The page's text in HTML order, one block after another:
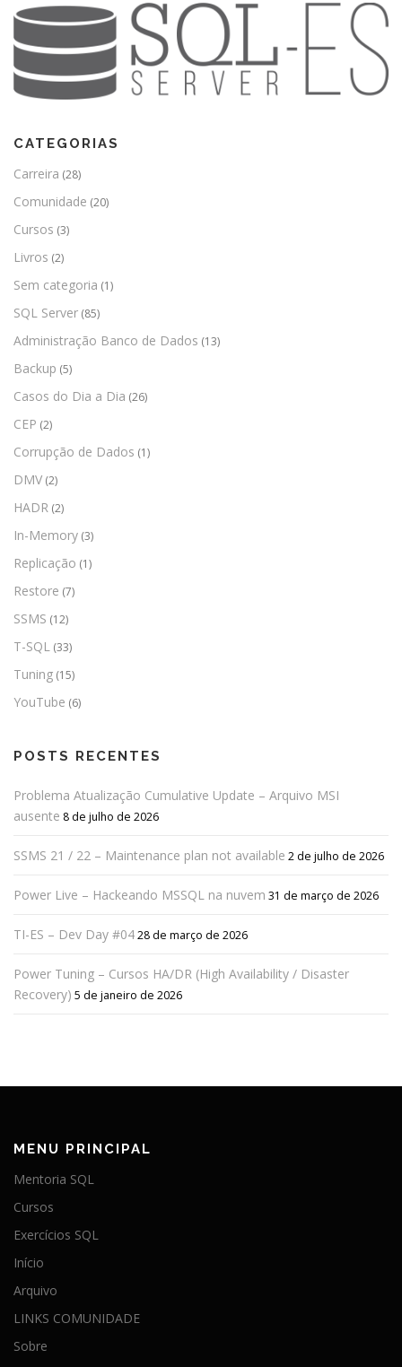
CATEGORIAS
Carreira (28)
Comunidade (20)
Cursos (3)
Livros (2)
Sem categoria (1)
SQL Server (85)
Administração Banco de Dados (13)
Backup (5)
Casos do Dia a Dia (26)
CEP (2)
Corrupção de Dados (1)
DMV (2)
HADR (2)
In-Memory (3)
Replicação (1)
Restore (7)
SSMS (12)
T-SQL (33)
Tuning (15)
YouTube (6)
POSTS RECENTES
Problema Atualização Cumulative Update – Arquivo MSI
ausente 8 de julho de 2026
SSMS 21 / 22 – Maintenance plan not available 2 de julho de 2026
Power Live – Hackeando MSSQL na nuvem 31 de março de 2026
TI-ES – Dev Day #0428 de março de 2026
Power Tuning – Cursos HA/DR (High Availability / Disaster
Recovery) 5 de janeiro de 2026
MENU PRINCIPAL
Mentoria SQL
Cursos
Exercícios SQL
Início
Arquivo
LINKS COMUNIDADE
Sobre